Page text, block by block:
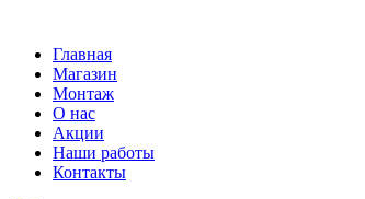
Главная
Магазин
Монтаж
О нас
Акции
Наши работы
Контакты